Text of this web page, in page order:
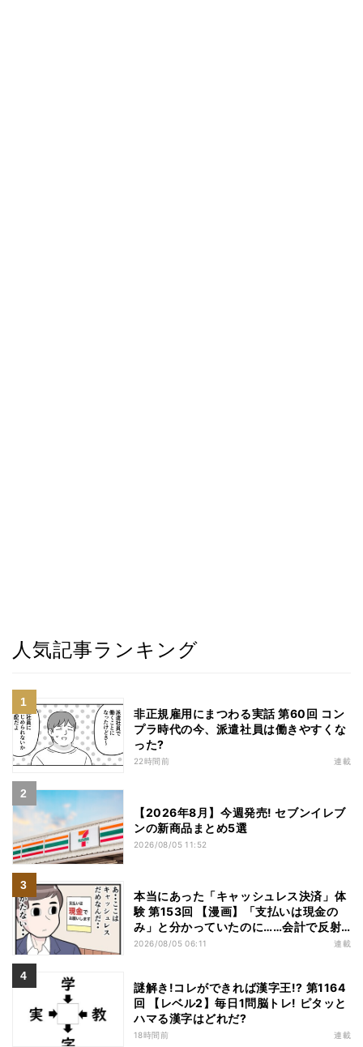
人気記事ランキング
非正規雇用にまつわる実話 第60回 コン
プラ時代の今、派遣社員は働きやすくな
った?
22時間前 連載
【2026年8月】今週発売! セブンイレブ
ンの新商品まとめ5選
2026/08/05 11:52
本当にあった「キャッシュレス決済」体
験 第153回 【漫画】「支払いは現金の
み」と分かっていたのに……会計で反射
的に出してしまったものは
2026/08/05 06:11 連載
謎解き!コレができれば漢字王!? 第1164
回 【レベル2】毎日1問脳トレ! ピタッと
ハマる漢字はどれだ?
18時間前 連載